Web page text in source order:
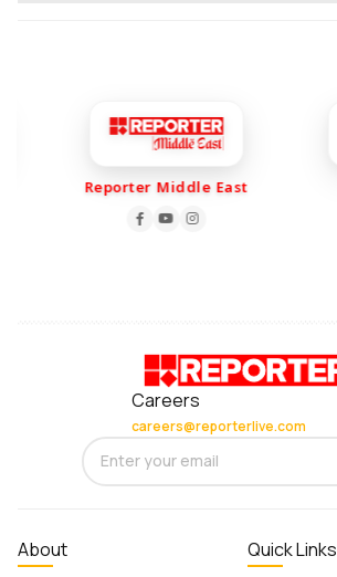
Reporter Middle East
Careers
careers@reporterlive.com
About Quick Links